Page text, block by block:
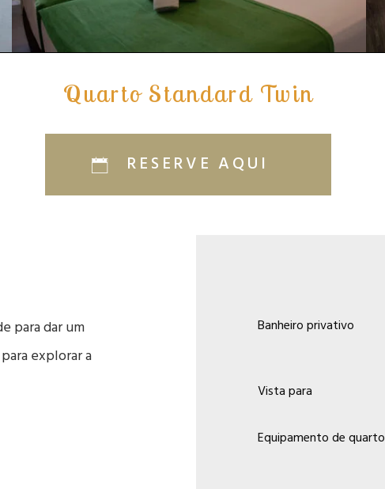
Quarto Standard Twin
RESERVE AQUI
para dar um
explorar a
Banheiro privativo
Vista para
Equipamento de quarto